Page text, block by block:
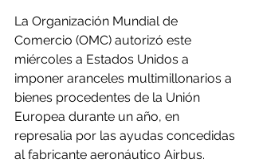
La Organización Mundial de
Comercio (OMC) autorizó este
miércoles a Estados Unidos a
imponer aranceles multimillonarios a
bienes procedentes de la Unión
Europea durante un año, en
represalia por las ayudas concedidas
al fabricante aeronáutico Airbus.